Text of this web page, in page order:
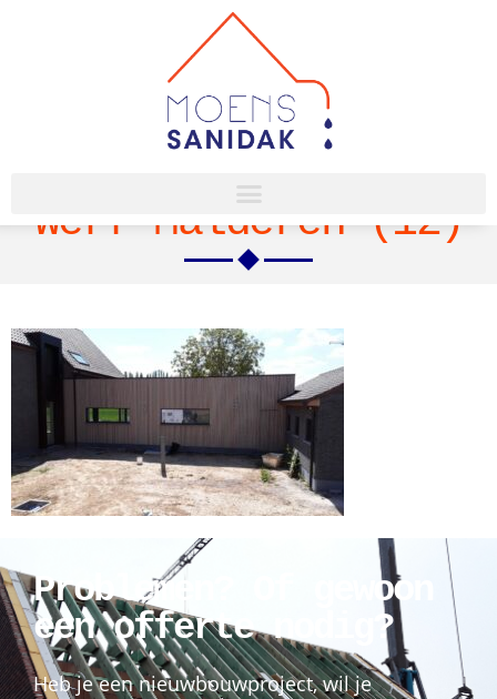
Werf Malderen (12)
Problemen? Of gewoon
een offerte nodig?
Heb je een nieuwbouwproject, wil je